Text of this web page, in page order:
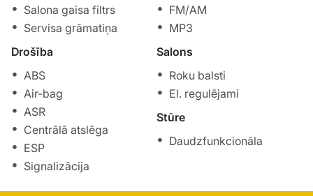
Salona gaisa filtrs
Servisa grāmatiņa
Drošība
ABS
Air-bag
ASR
Centrālā atslēga
ESP
Signalizācija
FM/AM
MP3
Salons
Roku balsti
El. regulējami
Stūre
Daudzfunkcionāla